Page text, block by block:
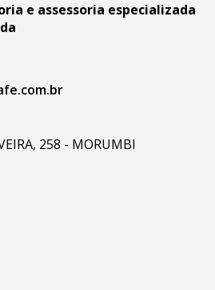
e assessoria especializada
258 - MORUMBI